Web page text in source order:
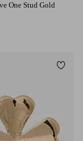
One Stud Gold